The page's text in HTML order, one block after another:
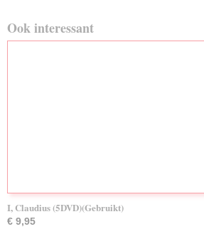
Ook interessant
I, Claudius (5DVD)(Gebruikt)
€ 9,95